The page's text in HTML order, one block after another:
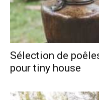
Sélection de
pour tiny house